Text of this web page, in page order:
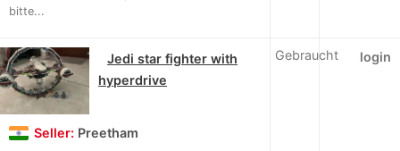
bitte...
Jedi star fighter with
hyperdrive
Seller: Preetham
Gebraucht login